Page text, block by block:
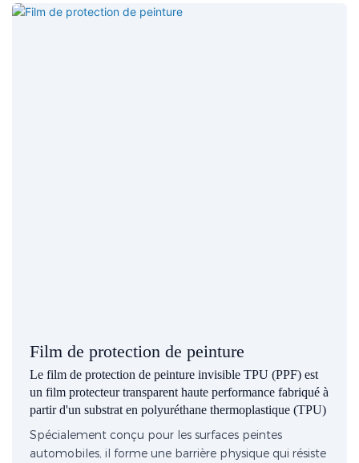
Film de protection de peinture
Le film de protection de peinture invisible TPU (PPF) est
un film protecteur transparent haute performance fabriqué à
partir d'un substrat en polyuréthane thermoplastique (TPU)
Spécialement conçu pour les surfaces peintes
automobiles, il forme une barrière physique qui résiste